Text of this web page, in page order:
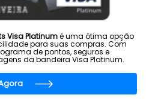
Visa Platinumé uma ótima opção
para suas compras. Com
de pontos, seguros e
da bandeira Visa Platinum.